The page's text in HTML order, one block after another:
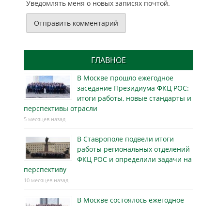
Уведомлять меня о новых записях почтой.
ГЛАВНОЕ
В Москве прошло ежегодное
заседание Президиума ФКЦ РОС:
итоги работы, новые стандарты и
перспективы отрасли
5 месяцев назад
В Ставрополе подвели итоги
работы региональных отделений
ФКЦ РОС и определили задачи на
перспективу
10 месяцев назад
В Москве состоялось ежегодное